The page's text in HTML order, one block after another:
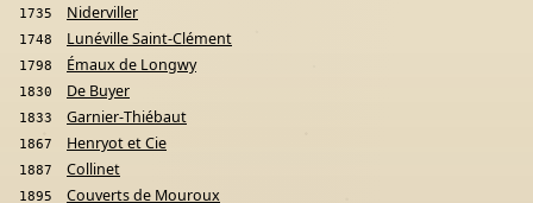
1735 Niderviller
1748 Lunéville Saint-Clément
1798 Émaux de Longwy
1830 De Buyer
1833 Garnier-Thiébaut
1867 Henryot et Cie
1887 Collinet
1895 Couverts de Mouroux